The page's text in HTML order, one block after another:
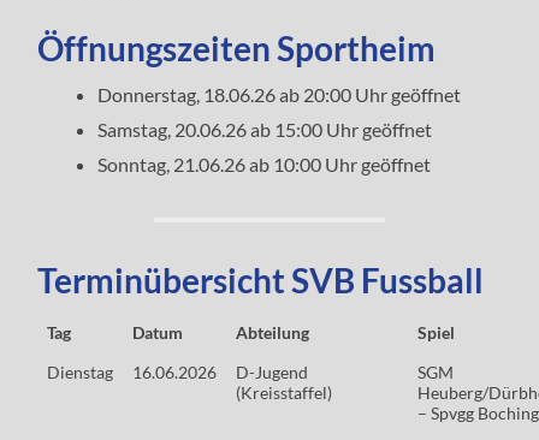
Öffnungszeiten Sportheim
Donnerstag, 18.06.26 ab 20:00 Uhr geöffnet
Samstag, 20.06.26 ab 15:00 Uhr geöffnet
Sonntag, 21.06.26 ab 10:00 Uhr geöffnet
Terminübersicht SVB Fussball
Tag Datum Abteilung
Spiel
Dienstag
16.06.2026
D-Jugend
(Kreisstaffel)
SGM
Heuberg/
– Spvgg